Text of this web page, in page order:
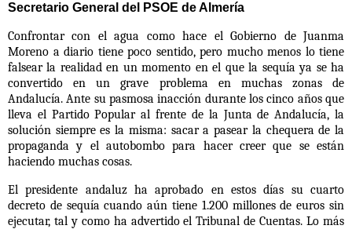
Secretario General del PSOE de Almería
Confrontar con el agua como hace el Gobierno de Juanma
Moreno a diario tiene poco sentido, pero mucho menos lo tiene
falsear la realidad en un momento en el que la sequía ya se ha
convertido en un grave problema en muchas zonas de
Andalucía. Ante su pasmosa inacción durante los cinco años que
lleva el Partido Popular al frente de la Junta de Andalucía, la
solución siempre es la misma: sacar a pasear la chequera de la
propaganda y el autobombo para hacer creer que se están
haciendo muchas cosas.
El presidente andaluz ha aprobado en estos días su cuarto
decreto de sequía cuando aún tiene 1.200 millones de euros sin
ejecutar, tal y como ha advertido el Tribunal de Cuentas. Lo más